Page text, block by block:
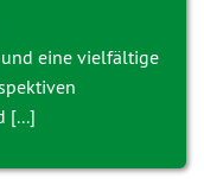
eine vielfältige
[...]